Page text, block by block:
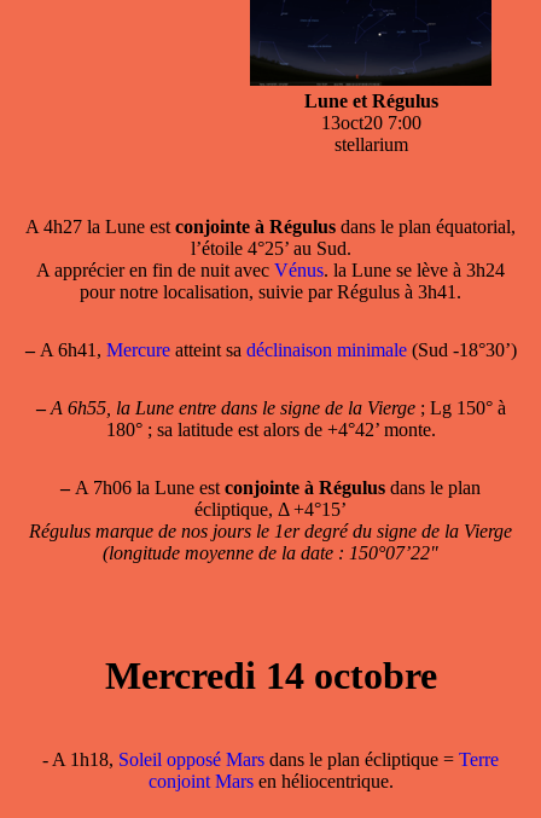
Lune et Régulus
13oct20 7:00
stellarium
A 4h27 la Lune est conjointe à Régulus dans le plan équatorial,
l’étoile 4°25’ au Sud.
A apprécier en fin de nuit avec Vénus. la Lune se lève à 3h24
pour notre localisation, suivie par Régulus à 3h41.
–A 6h41, Mercureatteint sa déclinaison minimale(Sud -18°30’)
– A 6h55, la Lune entre dans le signe de la Vierge; Lg 150° à
180° ; sa latitude est alors de +4°42’ monte.
–A 7h06 la Lune est conjointe à Régulus dans le plan
écliptique, Δ +4°15’
Régulus marque de nos jours le 1er degré du signe de la Vierge
(longitude moyenne de la date : 150°07’22"
Mercredi 14 octobre
- A 1h18, Soleil opposé Mars dans le plan écliptique = Terre
conjoint Marsen héliocentrique.